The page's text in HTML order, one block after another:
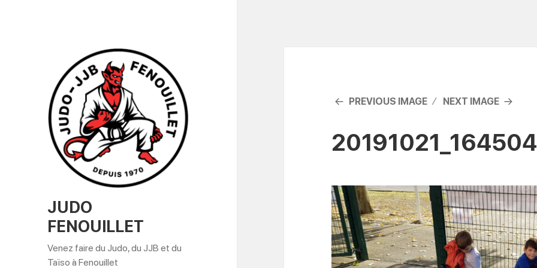
JUDO
FENOUILLET
Venez faire du Judo, du JJB et du
Taïso à Fenouillet
PREVIOUS IMAGE NEXT IMAGE
20191021_164504